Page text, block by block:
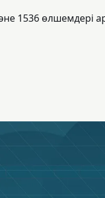
1536 өлшемдері